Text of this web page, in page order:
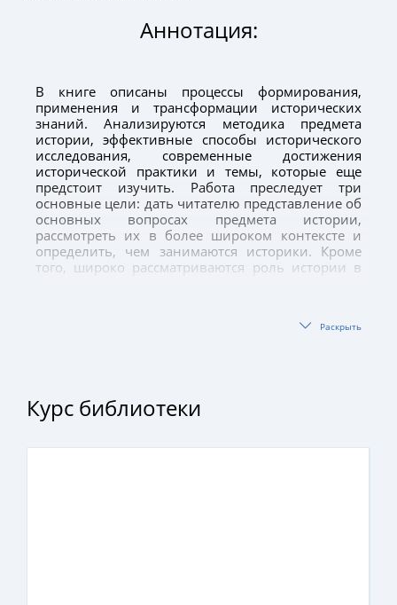
Аннотация:
В книге описаны процессы формирования,
применения и трансформации исторических
знаний. Анализируются методика предмета
истории, эффективные способы исторического
исследования, современные достижения
исторической практики и темы, которые еще
предстоит изучить. Работа преследует три
основные цели: дать читателю представление об
основных вопросах предмета истории,
рассмотреть их в более широком контексте и
определить, чем занимаются историки. Кроме
того, широко рассматриваются роль истории в
изменения в области исторического знания,
факультета высших учебных заведений,
преподавателей и читателей, интересующихся
Раскрыть
Курс библиотеки